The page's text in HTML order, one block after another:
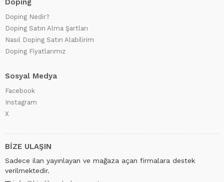
Doping
Doping Nedir?
Doping Satın Alma Şartları
Nasıl Doping Satın Alabilirim
Doping Fiyatlarımız
Sosyal Medya
Facebook
Instagram
X
BİZE ULAŞIN
Sadece ilan yayınlayan ve mağaza açan firmalara destek
verilmektedir.